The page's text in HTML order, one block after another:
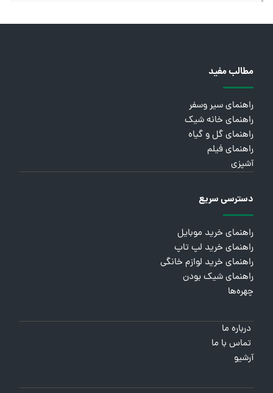
مطالب مفید
راهنمای سیر وسفر
راهنمای خانه شیک
راهنمای گل و گیاه
راهنمای فیلم
آشپزی
دسترسی سریع
راهنمای خرید موبایل
راهنمای خرید لپ تاپ
راهنمای خرید لوازم خانگی
راهنمای شیک بودن
چهره‌ها
درباره ما
تماس با ما
آرشیو